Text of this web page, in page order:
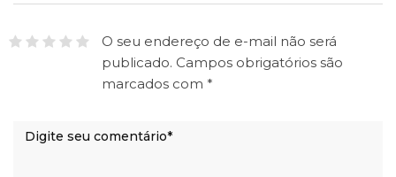
O seu endereço de e-mail não será
publicado. Campos obrigatórios são
marcados com *